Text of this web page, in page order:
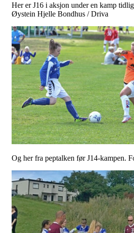
Her er J16 i aksjon under en kamp
Øystein Hjelle Bondhus / Driva
Og her fra peptalken før J14-kampen.